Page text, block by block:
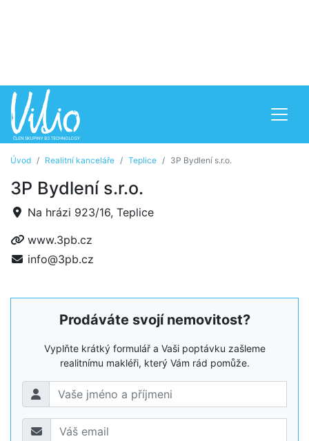
Úvod Realitní kanceláře Teplice 3P Bydlení s.r.o.
3P Bydlení s.r.o.
Na hrázi 923/16, Teplice
www.3pb.cz
info@3pb.cz
Prodáváte svojí nemovitost?
Vyplňte krátký formulář a Vaši poptávku zašleme
realitnímu makléři, který Vám rád pomůže.